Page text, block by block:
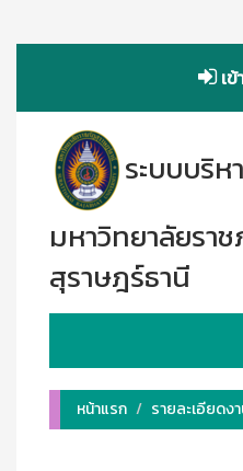
เข้
ระบบบริห
มหาวิทยาลัยรา
สุราษฎร์ธานี
หน้าแรก
รายละเอียด